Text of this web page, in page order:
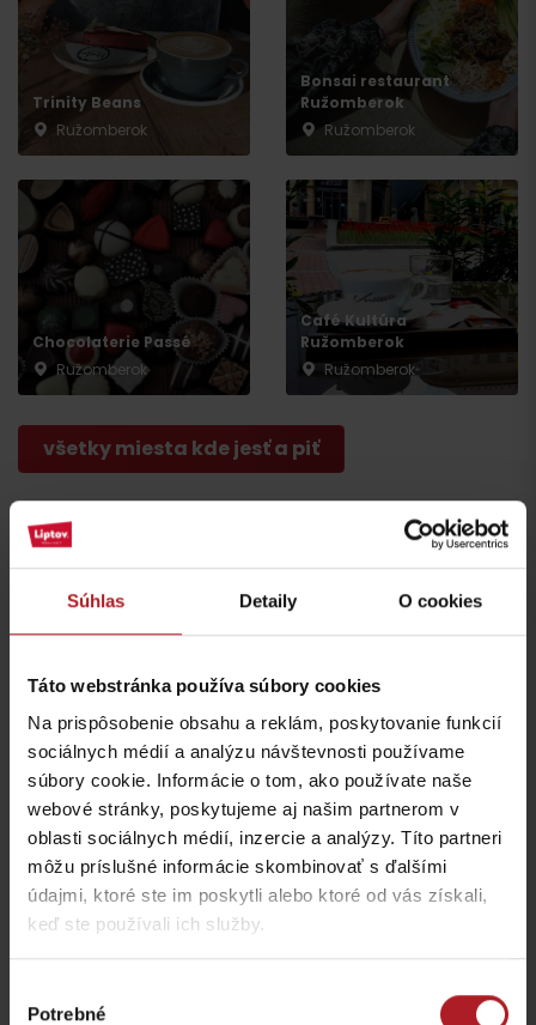
Súhlas Detaily O cookies
Táto webstránka používa súbory cookies
Na prispôsobenie obsahu a reklám, poskytovanie funkcií
sociálnych médií a analýzu návštevnosti používame
súbory cookie. Informácie o tom, ako používate naše
webové stránky, poskytujeme aj našim partnerom v
oblasti sociálnych médií, inzercie a analýzy. Títo partneri
môžu príslušné informácie skombinovať s ďalšími
údajmi, ktoré ste im poskytli alebo ktoré od vás získali,
keď ste používali ich služby.
súhlasu
Potrebné
Trinity Beans
Ružomberok
Bonsai restaurant
Ružomberok
Ružomberok
Chocolaterie Passé
Ružomberok
Café Kultúra
Ružomberok
Ružomberok
všetky miesta kde jesť a piť
Aktivity a relax v blízkosti:
Obchod a požičovňa
Šport mix
Ružomberok
Židovská synagóga v
Ružomberku
Ružomberok
Po stopách Andreja
Ružomberok
Mauzóleum Andreja
Príchod